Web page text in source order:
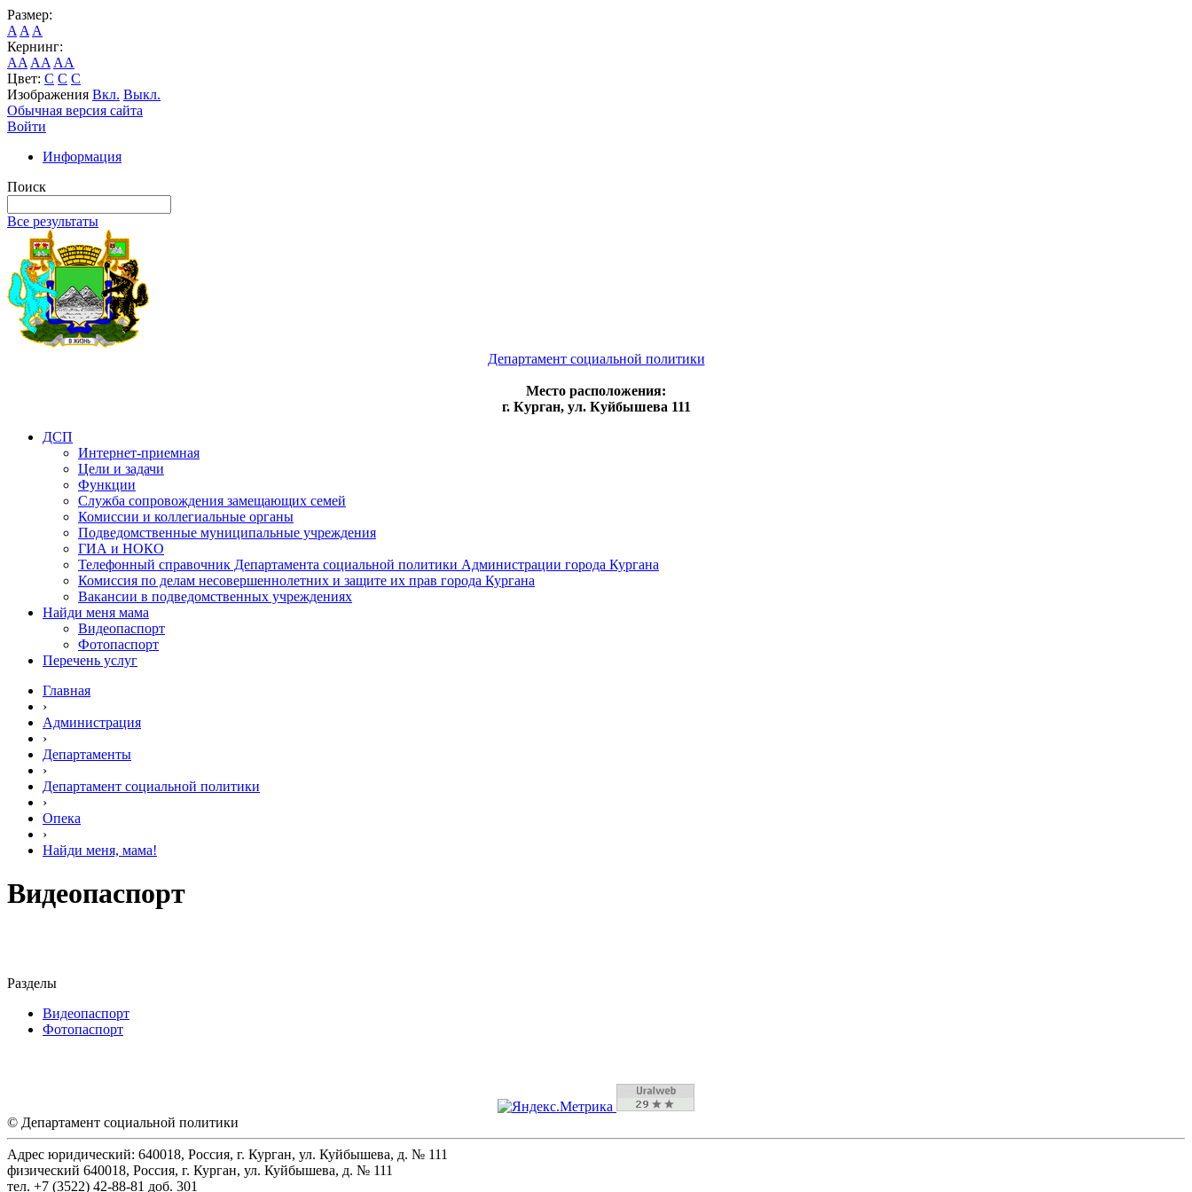
Размер:
A A A
Кернинг:
AA AA AA
Цвет: C C C
Изображения Вкл. Выкл.
Обычная версия сайта
Войти
Информация
Поиск
Все результаты
Департамент социальной политики
Место расположения:
г. Курган, ул. Куйбышева 111
ДСП
Интернет-приемная
Цели и задачи
Функции
Служба сопровождения замещающих семей
Комиссии и коллегиальные органы
Подведомственные муниципальные учреждения
ГИА и НОКО
Телефонный справочник Департамента социальной политики Администрации города Кургана
Комиссия по делам несовершеннолетних и защите их прав города Кургана
Вакансии в подведомственных учреждениях
Найди меня мама
Видеопаспорт
Фотопаспорт
Перечень услуг
Главная
›
Администрация
›
Департаменты
›
Департамент социальной политики
›
Опека
›
Найди меня, мама!
Видеопаспорт
Разделы
Видеопаспорт
Фотопаспорт
© Департамент социальной политики
Адрес юридический: 640018, Россия, г. Курган, ул. Куйбышева, д. № 111
физический 640018, Россия, г. Курган, ул. Куйбышева, д. № 111
тел. +7 (3522) 42-88-81 доб. 301